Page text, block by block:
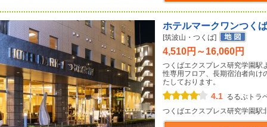
ホテルマークワンつく
[筑波山・つくば]
4,510円～16,060円
つくばエクスプレス研究学園駅
性専用フロア、長期宿泊者向け
たしております。
4.1 るるぶトラ
つくばエクスプレス研究学園駅